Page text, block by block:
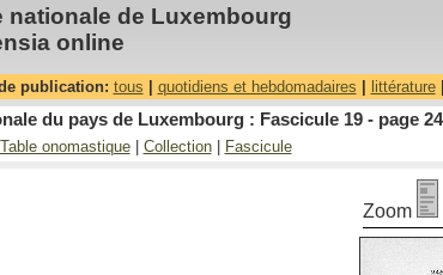
nationale de Luxembourg
online
publication: tous quotidiens et hebdomadaires littérature|
du pays de Luxembourg : Fascicule 19 - page
Table onomastique| Collection| Fascicule
Zoom